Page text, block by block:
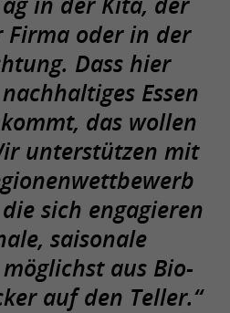
Firma oder in der
Dass hier
Essen
das wollen
unterstützen mit
sich engagieren
saisonale
aus Bio-
auf den Teller.“